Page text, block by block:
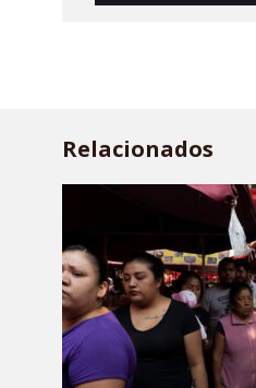
Relacionados